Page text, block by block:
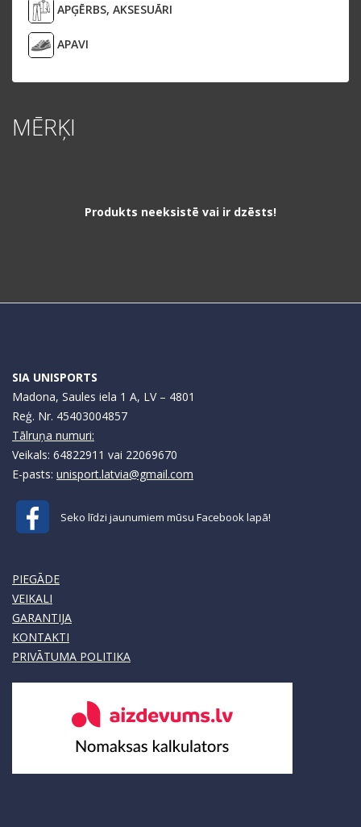
APĢĒRBS, AKSESUĀRI
APAVI
MĒRĶI
Produkts neeksistē vai ir dzēsts!
SIA UNISPORTS
Madona, Saules iela 1 A, LV – 4801
Reģ. Nr. 45403004857
Tālruņa numuri:
Veikals: 64822911 vai 22069670
E-pasts: unisport.latvia@gmail.com
Seko līdzi jaunumiem mūsu Facebook lapā!
PIEGĀDE
VEIKALI
GARANTIJA
KONTAKTI
PRIVĀTUMA POLITIKA